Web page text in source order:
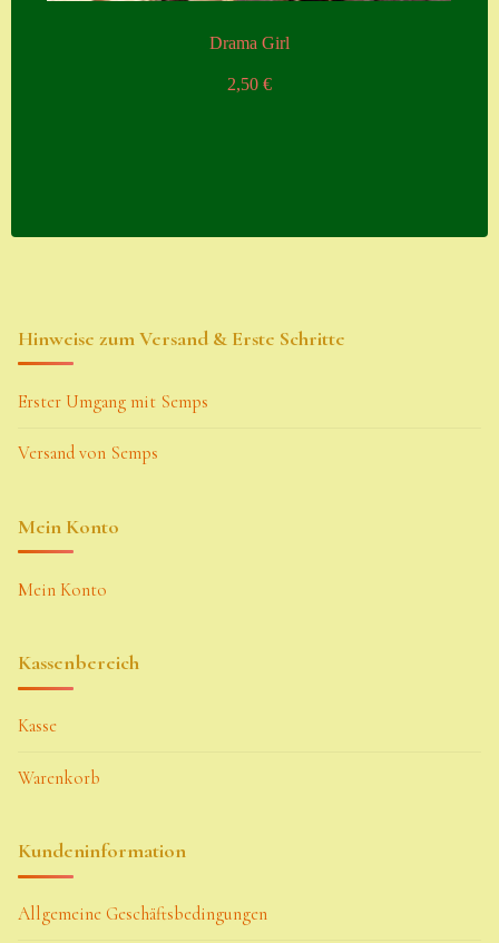
Drama Girl
2,50 €
Hinweise zum Versand & Erste Schritte
Erster Umgang mit Semps
Versand von Semps
Mein Konto
Mein Konto
Kassenbereich
Kasse
Warenkorb
Kundeninformation
Allgemeine Geschäftsbedingungen